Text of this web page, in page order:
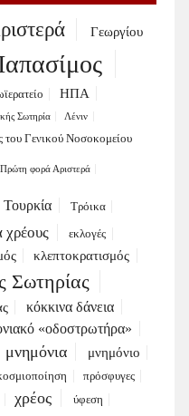
Γεωργίου
ΗΠΑ
Σωτηρία Λένιν
του Γενικού Νοσοκομείου
Πρώτη φορά Αριστερά
Τουρκία Τρόικα
χρέους
εκλογές
κλεπτοκρατισμός
Σωτηρίας
κόκκινα δάνεια
«οδοστρωτήρα»
μνημόνια μνημόνιο
πρόσφυγες
χρέος ύφεση